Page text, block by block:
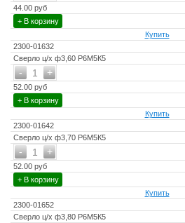
44.00 руб
+ В корзину
Купить
2300-01632
Сверло ц/х ф3,60 Р6М5К5
+
- 1
52.00 руб
+ В корзину
Купить
2300-01642
Сверло ц/х ф3,70 Р6М5К5
+
- 1
52.00 руб
+ В корзину
Купить
2300-01652
Сверло ц/х ф3,80 Р6М5К5